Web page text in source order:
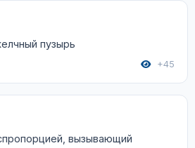
пузырь
+45
вызывающий